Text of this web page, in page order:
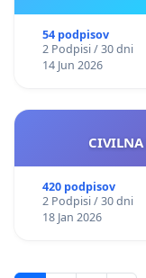
54 podpisov
2 Podpisi / 30 dni
14 Jun 2026
CIVILNA
420 podpisov
2 Podpisi / 30 dni
18 Jan 2026